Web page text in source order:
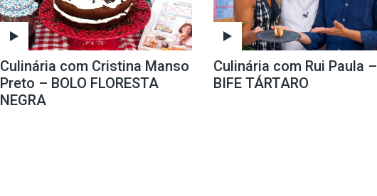
Culinária com Cristina Manso
Preto – BOLO FLORESTA
NEGRA
Culinária com Rui Paula –
BIFE TÁRTARO